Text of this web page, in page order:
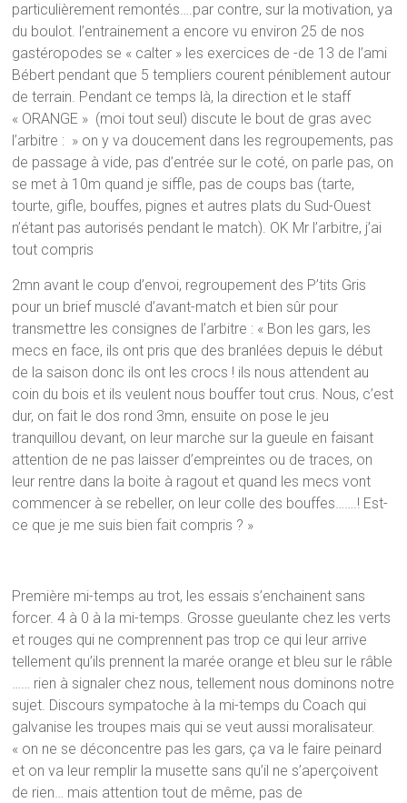
particulièrement remontés….par contre, sur la motivation, ya
du boulot. l’entrainement a encore vu environ 25 de nos
gastéropodes se « calter » les exercices de -de 13 de l’ami
Bébert pendant que 5 templiers courent péniblement autour
de terrain. Pendant ce temps là, la direction et le staff
« ORANGE » (moi tout seul) discute le bout de gras avec
l’arbitre : » on y va doucement dans les regroupements, pas
de passage à vide, pas d’entrée sur le coté, on parle pas, on
se met à 10m quand je siffle, pas de coups bas (tarte,
tourte, gifle, bouffes, pignes et autres plats du Sud-Ouest
n’étant pas autorisés pendant le match). OK Mr l’arbitre, j’ai
tout compris
2mn avant le coup d’envoi, regroupement des P’tits Gris
pour un brief musclé d’avant-match et bien sûr pour
transmettre les consignes de l’arbitre : « Bon les gars, les
mecs en face, ils ont pris que des branlées depuis le début
de la saison donc ils ont les crocs ! ils nous attendent au
coin du bois et ils veulent nous bouffer tout crus. Nous, c’est
dur, on fait le dos rond 3mn, ensuite on pose le jeu
tranquillou devant, on leur marche sur la gueule en faisant
attention de ne pas laisser d’empreintes ou de traces, on
leur rentre dans la boite à ragout et quand les mecs vont
commencer à se rebeller, on leur colle des bouffes…….! Est-
ce que je me suis bien fait compris ? »
Première mi-temps au trot, les essais s’enchainent sans
forcer. 4 à 0 à la mi-temps. Grosse gueulante chez les verts
et rouges qui ne comprennent pas trop ce qui leur arrive
tellement qu’ils prennent la marée orange et bleu sur le râble
…… rien à signaler chez nous, tellement nous dominons notre
sujet. Discours sympatoche à la mi-temps du Coach qui
galvanise les troupes mais qui se veut aussi moralisateur.
« on ne se déconcentre pas les gars, ça va le faire peinard
et on va leur remplir la musette sans qu’il ne s’aperçoivent
de rien… mais attention tout de même, pas de